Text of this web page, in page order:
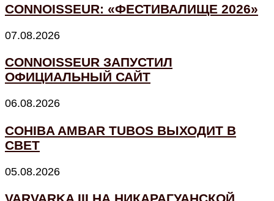
CONNOISSEUR: «ФЕСТИВАЛИЩЕ 2026»
07.08.2026
CONNOISSEUR ЗАПУСТИЛ
ОФИЦИАЛЬНЫЙ САЙТ
06.08.2026
COHIBA AMBAR TUBOS ВЫХОДИТ В
СВЕТ
05.08.2026
VARVARKA III НА НИКАРАГУАНСКОЙ